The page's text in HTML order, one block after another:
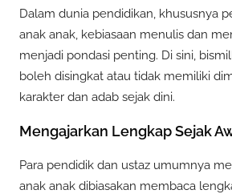
Dalam dunia pendidikan, khususnya
anak anak, kebiasaan menulis dan
menjadi pondasi penting. Di sini,
boleh disingkat atau tidak memiliki
karakter dan adab sejak dini.
Mengajarkan Lengkap Sejak
Para pendidik dan ustaz umumnya
anak anak dibiasakan membaca